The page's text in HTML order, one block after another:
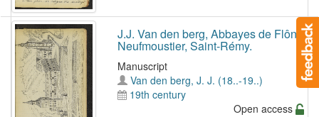
J.J. Van den berg, Abbayes de Flône,
Neufmoustier, Saint-Rémy.
Manuscript
Van den berg, J. J. (18..-19..)
19th century
Open access